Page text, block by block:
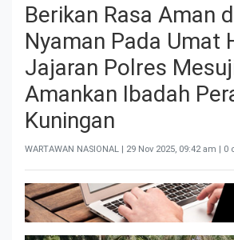
Berikan Rasa Aman
Nyaman Pada Umat
Jajaran Polres
Amankan Ibadah
Kuningan
WARTAWAN NASIONAL | 29 Nov 2025, 09:42 am | 0